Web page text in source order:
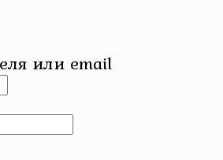
или email